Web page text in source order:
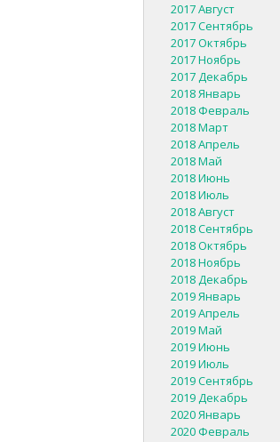
2017 Август
2017 Сентябрь
2017 Октябрь
2017 Ноябрь
2017 Декабрь
2018 Январь
2018 Февраль
2018 Март
2018 Апрель
2018 Май
2018 Июнь
2018 Июль
2018 Август
2018 Сентябрь
2018 Октябрь
2018 Ноябрь
2018 Декабрь
2019 Январь
2019 Апрель
2019 Май
2019 Июнь
2019 Июль
2019 Сентябрь
2019 Декабрь
2020 Январь
2020 Февраль